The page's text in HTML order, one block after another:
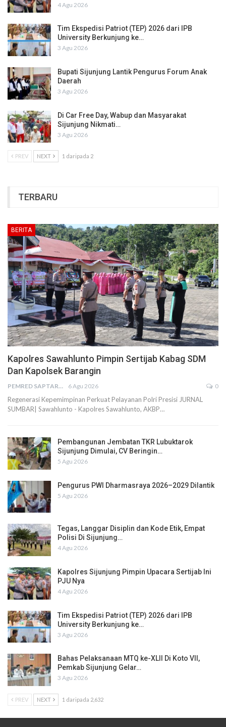
4 Agu 2026
Tim Ekspedisi Patriot (TEP) 2026 dari IPB
University Berkunjung ke…
3 Agu 2026
Bupati Sijunjung Lantik Pengurus Forum Anak
Daerah
3 Agu 2026
Di Car Free Day, Wabup dan Masyarakat
Sijunjung Nikmati…
3 Agu 2026
PREV NEXT 1 daripada 2
TERBARU
BERITA
Kapolres Sawahlunto Pimpin Sertijab Kabag SDM
Dan Kapolsek Barangin
PEMRED SAPTARIUS 6 Agu 2026 0
Regenerasi Kepemimpinan Perkuat Pelayanan Polri Presisi JURNAL
SUMBAR| Sawahlunto - Kapolres Sawahlunto, AKBP…
Pembangunan Jembatan TKR Lubuktarok
Sijunjung Dimulai, CV Beringin…
5 Agu 2026
Pengurus PWI Dharmasraya 2026–2029 Dilantik
5 Agu 2026
Tegas, Langgar Disiplin dan Kode Etik, Empat
Polisi Di Sijunjung…
4 Agu 2026
Kapolres Sijunjung Pimpin Upacara Sertijab Ini
PJU Nya
4 Agu 2026
Tim Ekspedisi Patriot (TEP) 2026 dari IPB
University Berkunjung ke…
3 Agu 2026
Bahas Pelaksanaan MTQ ke-XLII Di Koto VII,
Pemkab Sijunjung Gelar…
3 Agu 2026
PREV NEXT 1 daripada 2,632